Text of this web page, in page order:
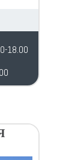
18.00